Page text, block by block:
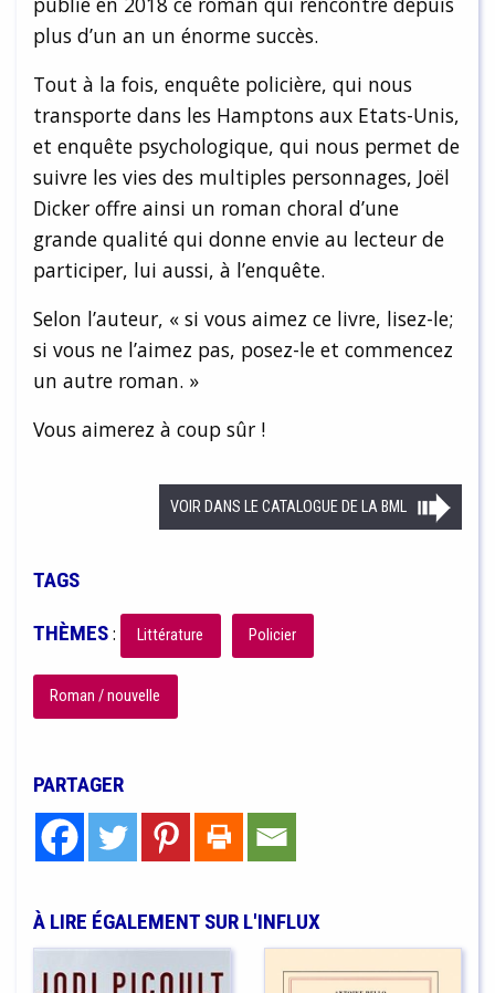
plus d’un an un énorme succès.
Tout à la fois, enquête policière, qui nous
transporte dans les Hamptons aux Etats-Unis,
et enquête psychologique, qui nous permet de
suivre les vies des multiples personnages, Joël
Dicker offre ainsi un roman choral d’une
grande qualité qui donne envie au lecteur de
participer, lui aussi, à l’enquête.
Selon l’auteur, « si vous aimez ce livre, lisez-le;
si vous ne l’aimez pas, posez-le et commencez
un autre roman. »
Vous aimerez à coup sûr !
VOIR DANS LE CATALOGUE DE LA BML
TAGS
THÈMES: Littérature Policier
Roman / nouvelle
PARTAGER
À LIRE ÉGALEMENT SUR L'INFLUX